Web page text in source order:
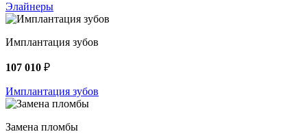
Элайнеры
Имплантация зубов
107 010 ₽
Имплантация зубов
Замена пломбы